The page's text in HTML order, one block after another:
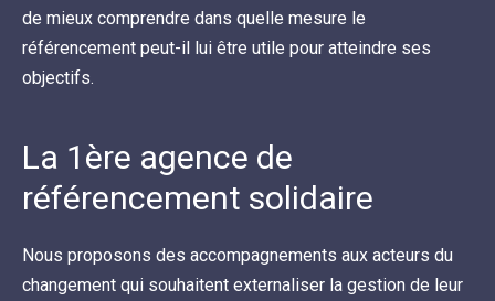
de mieux comprendre dans quelle mesure le
référencement peut-il lui être utile pour atteindre ses
objectifs.
La 1ère agence de
référencement solidaire
Nous proposons des accompagnements aux acteurs du
changement qui souhaitent externaliser la gestion de leur